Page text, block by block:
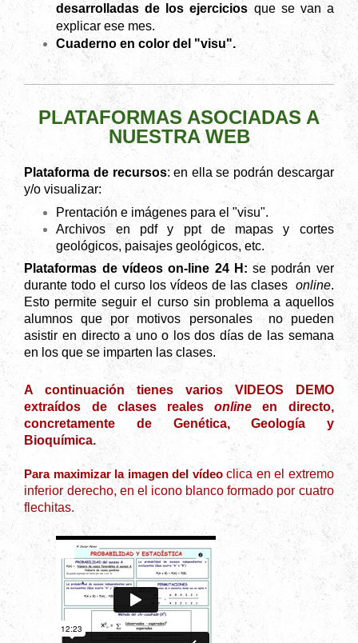
desarrolladas de los ejerciciosque se van a
explicar ese mes.
Cuaderno en color del "visu".
PLATAFORMAS ASOCIADAS A
NUESTRA WEB
Plataforma de recursos: en ella se podrán descargar
y/o visualizar:
Prentación e imágenes para el "visu".
Archivos en pdf y ppt de mapas y cortes
geológicos, paisajes geológicos, etc.
Plataformas de vídeos on-line 24 H: se podrán ver
durante todo el curso los vídeos de las clases online.
Esto permite seguir el curso sin problema a aquellos
alumnos que por motivos personales no pueden
asistir en directo a uno o los dos días de las semana
en los que se imparten las clases.
A continuación tienes varios VIDEOS DEMO
extraídos de clases realesonline en directo,
concretamente de Genética, Geología y
Bioquímica.
Para maximizar la imagen del vídeoclica en el extremo
inferior derecho, en el icono blanco formado por cuatro
flechitas.